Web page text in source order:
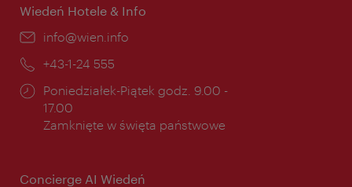
Wiedeń Hotele & Info
E-
info@wien.info
Telefon:
+43-1-24 555
Godziny
otwarcia:
Poniedziałek-Piątek godz. 9.00 -
17.00
Zamknięte w święta państwowe
Concierge AI Wiedeń